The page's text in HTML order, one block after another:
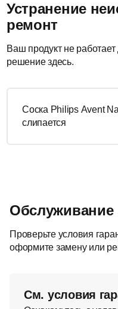
Устранение
ремонт
Ваш продукт не
решение здесь.
Соска Philips Avent
слипается
Обслуживание
Проверьте условия
оформите замену или
См. условия